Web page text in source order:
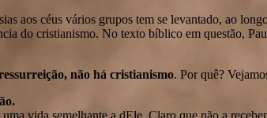
aos céus vários grupos tem se levantado, ao
do cristianismo. No texto bíblico em questão,
não há cristianismo. Por quê?
vida semelhante a dEle. Claro que não a